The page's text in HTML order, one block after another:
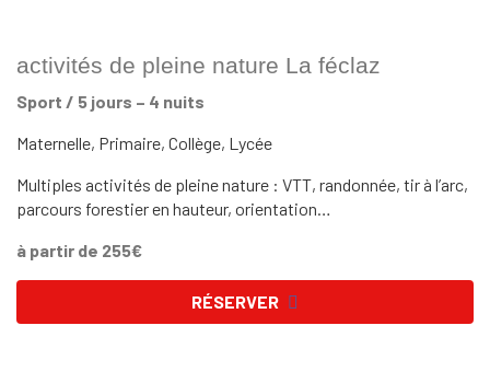
activités de pleine nature La féclaz
Sport / 5 jours – 4 nuits
Maternelle, Primaire, Collège, Lycée
Multiples activités de pleine nature : VTT, randonnée, tir à l’arc,
parcours forestier en hauteur, orientation…
à partir de 255€
RÉSERVER